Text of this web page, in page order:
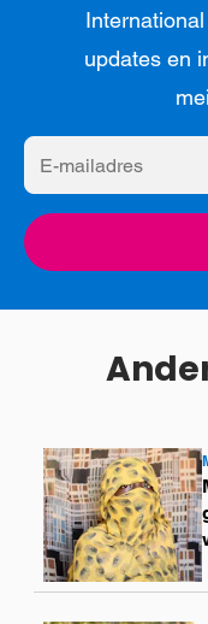
updates en
E-
mailadres
Lees
meer